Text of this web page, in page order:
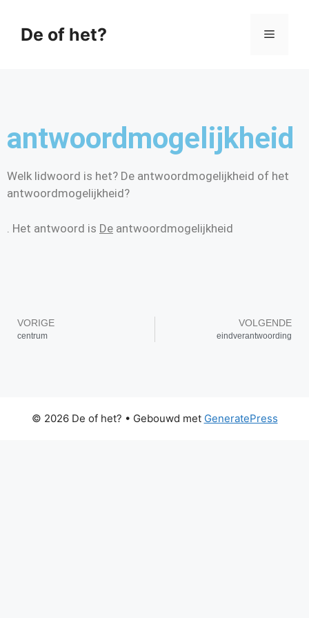
De of het?
antwoordmogelijkheid
Welk lidwoord is het? De antwoordmogelijkheid of het
antwoordmogelijkheid?
. Het antwoord is De antwoordmogelijkheid
VORIGE
centrum
VOLGENDE
eindverantwoording
© 2026 De of het? • Gebouwd met GeneratePress